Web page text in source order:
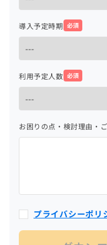
導入予定時期 必須
利用予定人数 必須
お困りの点・検討理由・
プライバシーポリ